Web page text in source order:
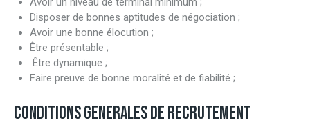
Disposer de bonnes aptitudes de négociation ;
Avoir une bonne élocution ;
Être présentable ;
Être dynamique ;
Faire preuve de bonne moralité et de fiabilité ;
CONDITIONS GENERALES DE RECRUTEMENT